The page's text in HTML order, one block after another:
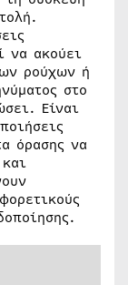
να ακούει
ρούχων ή
στο
Είναι
όρασης να